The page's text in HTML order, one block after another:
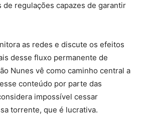
de regulações capazes de garantir
as redes e discute os efeitos
desse fluxo permanente de
Nunes vê como caminho central a
conteúdo por parte das
impossível cessar
torrente, que é lucrativa.